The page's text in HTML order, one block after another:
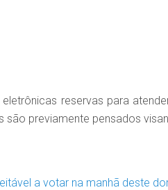
reservas para
previamente pensados
a votar na manhã deste